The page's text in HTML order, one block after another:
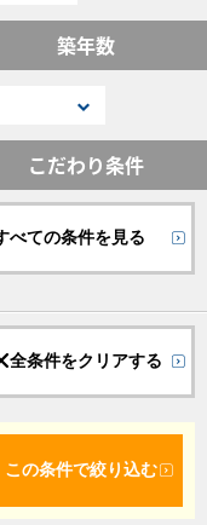
築年数
こだわり条件
べての条件を見る
全条件をクリアする
この条件で絞り込む